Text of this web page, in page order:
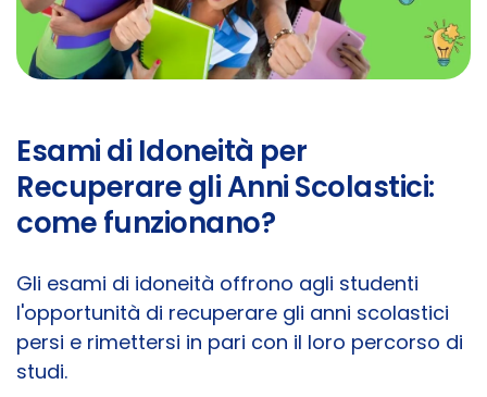
Esami di Idoneità per
Recuperare gli Anni Scolastici:
come funzionano?
Gli esami di idoneità offrono agli studenti
l'opportunità di recuperare gli anni scolastici
persi e rimettersi in pari con il loro percorso di
studi.